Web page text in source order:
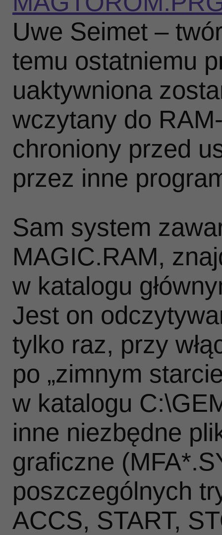
Uwe Seimet –
temu ostatniemu
uaktywniona
wczytany do
chroniony przed
przez inne
Sam system
MAGIC.RAM,
w katalogu
Jest on
tylko raz, przy
po „zimnym
w katalogu
inne niezbędne
graficzne
poszczególnych
ACCS, START,